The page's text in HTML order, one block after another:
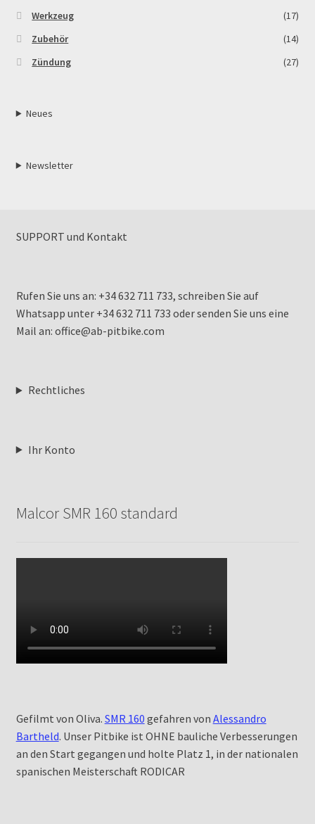
Werkzeug
(17)
Zubehör
(14)
Zündung
(27)
Neues
Newsletter
SUPPORT und Kontakt
Rufen Sie uns an: +34 632 711 733, schreiben Sie auf
Whatsapp unter +34 632 711 733 oder senden Sie uns eine
Mail an: office@ab-pitbike.com
Rechtliches
Ihr Konto
Malcor SMR 160 standard
Gefilmt von Oliva. SMR 160 gefahren von Alessandro
Bartheld. Unser Pitbike ist OHNE bauliche Verbesserungen
an den Start gegangen und holte Platz 1, in der nationalen
spanischen Meisterschaft RODICAR